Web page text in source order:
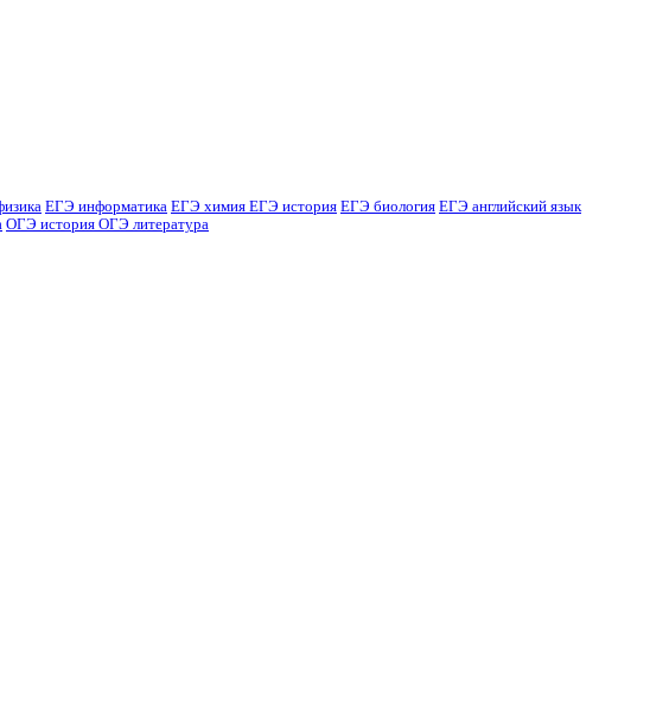
ЕГЭ информатика ЕГЭ химия ЕГЭ история ЕГЭ биология ЕГЭ английский язык
ОГЭ история ОГЭ литература